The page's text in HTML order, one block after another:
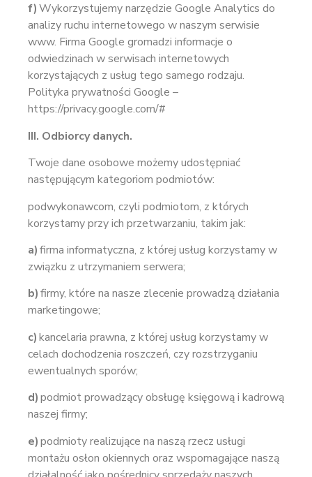
f)Wykorzystujemy narzędzie Google Analytics do
analizy ruchu internetowego w naszym serwisie
www. Firma Google gromadzi informacje o
odwiedzinach w serwisach internetowych
korzystających z usług tego samego rodzaju.
Polityka prywatności Google –
https://privacy.google.com/#
III. Odbiorcy danych.
Twoje dane osobowe możemy udostępniać
następującym kategoriom podmiotów:
podwykonawcom, czyli podmiotom, z których
korzystamy przy ich przetwarzaniu, takim jak:
a)firma informatyczna, z której usług korzystamy w
związku z utrzymaniem serwera;
b)firmy, które na nasze zlecenie prowadzą działania
marketingowe;
c)kancelaria prawna, z której usług korzystamy w
celach dochodzenia roszczeń, czy rozstrzyganiu
ewentualnych sporów;
d)podmiot prowadzący obsługę księgową i kadrową
naszej firmy;
e)podmioty realizujące na naszą rzecz usługi
montażu osłon okiennych oraz wspomagające naszą